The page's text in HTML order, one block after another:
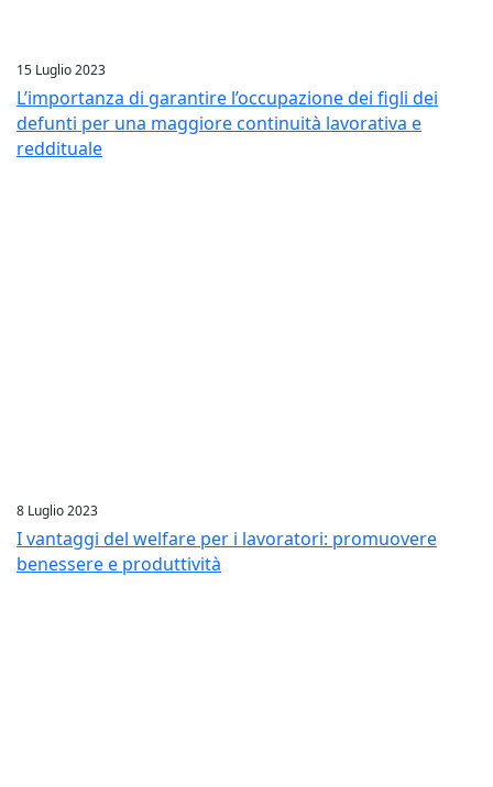
15 Luglio 2023
L’importanza di garantire l’occupazione dei figli dei
defunti per una maggiore continuità lavorativa e
reddituale
8 Luglio 2023
I vantaggi del welfare per i lavoratori: promuovere
benessere e produttività